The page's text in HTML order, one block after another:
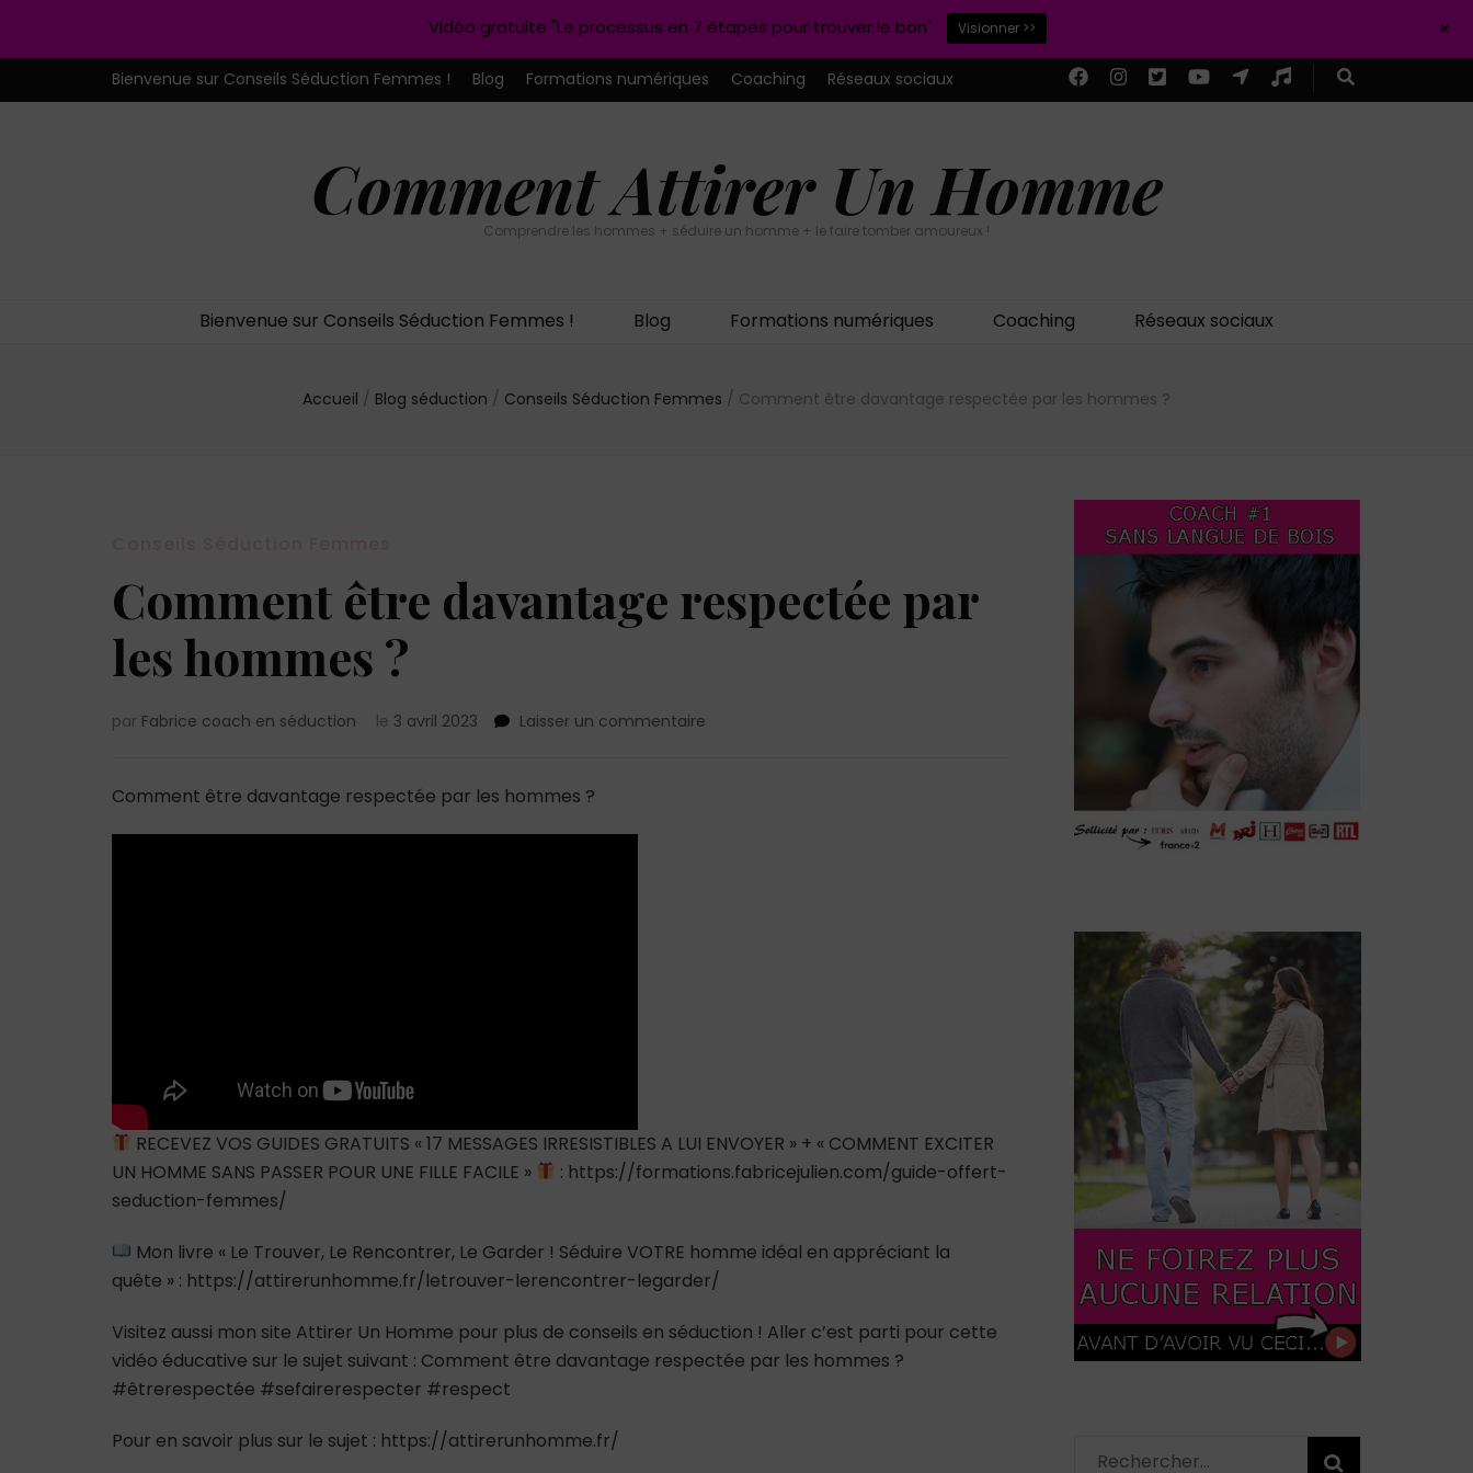
Bienvenue sur Conseils Séduction Femmes ! Blog Formations numériques Coaching Réseaux sociaux
Comment Attirer Un Homme
Comprendre les hommes + séduire un homme + le faire tomber amoureux !
Bienvenue sur Conseils Séduction Femmes ! Blog Formations numériques Coaching Réseaux sociaux
Accueil / Blog séduction / Conseils Séduction Femmes / Comment être davantage respectée par les hommes ?
Comment être davantage respectée par
les hommes ?
par Fabrice coach en séduction le 3 avril 2023 Laisser un commentaire
Comment être davantage respectée par les hommes ?
RECEVEZ VOS GUIDES GRATUITS « 17 MESSAGES IRRESISTIBLES A LUI ENVOYER » + « COMMENT EXCITER
UN HOMME SANS PASSER POUR UNE FILLE FACILE »
: https://formations.fabricejulien.com/guide-offert-
seduction-femmes/
Mon livre « Le Trouver, Le Rencontrer, Le Garder ! Séduire VOTRE homme idéal en appréciant la
quête » : https://attirerunhomme.fr/letrouver-lerencontrer-legarder/
Visitez aussi mon site Attirer Un Homme pour plus de conseils en séduction ! Aller c’est parti pour cette
vidéo éducative sur le sujet suivant : Comment être davantage respectée par les hommes ?
#êtrerespectée #sefairerespecter #respect
Pour en savoir plus sur le sujet : https://attirerunhomme.fr/
Rechercher :
Vidéo gratuite "Le processus en 7 étapes pour trouver le bon" Visionner >> +